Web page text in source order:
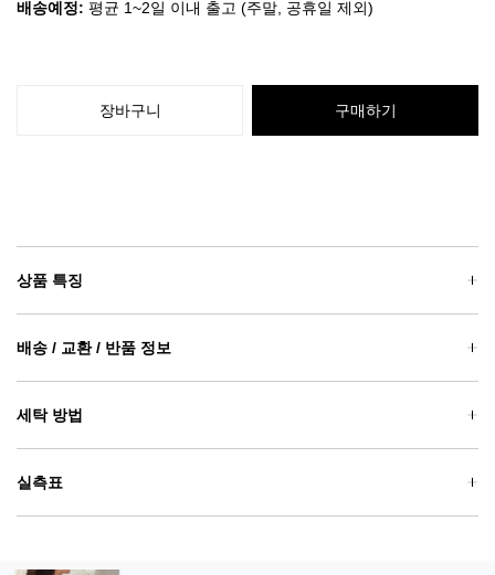
배송예정: 평균 1~2일 이내 출고 (주말, 공휴일 제외)
장바구니 구매하기
상품 특징
배송 / 교환 / 반품 정보
세탁 방법
실측표